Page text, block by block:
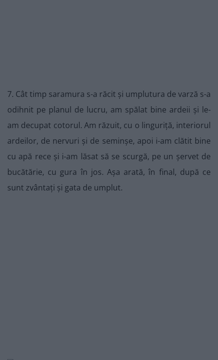
7. Cât timp saramura s-a răcit și umplutura de varză s-a
odihnit pe planul de lucru, am spălat bine ardeii și le-
am decupat cotorul. Am răzuit, cu o linguriță, interiorul
ardeilor, de nervuri și de seminșe, apoi i-am clătit bine
cu apă rece și i-am lăsat să se scurgă, pe un șervet de
bucătărie, cu gura în jos. Așa arată, în final, după ce
sunt zvântați și gata de umplut.